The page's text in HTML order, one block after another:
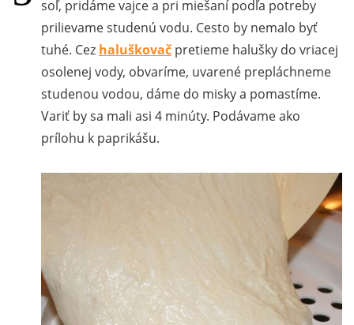
soľ, pridáme vajce a pri miešaní podľa potreby
prilievame studenú vodu. Cesto by nemalo byť
tuhé. Cez haluškovač pretieme halušky do vriacej
osolenej vody, obvaríme, uvarené prepláchneme
studenou vodou, dáme do misky a pomastíme.
Variť by sa mali asi 4 minúty. Podávame ako
prílohu k paprikášu.